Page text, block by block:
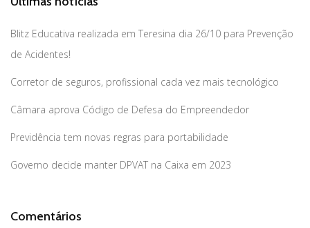
Blitz Educativa realizada em Teresina dia 26/10 para Prevenção
de Acidentes!
Corretor de seguros, profissional cada vez mais tecnológico
Câmara aprova Código de Defesa do Empreendedor
Previdência tem novas regras para portabilidade
Governo decide manter DPVAT na Caixa em 2023
Comentários